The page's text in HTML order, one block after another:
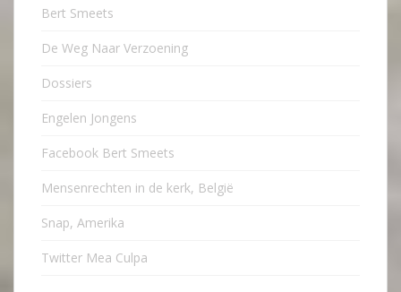
Bert Smeets
De Weg Naar Verzoening
Dossiers
Engelen Jongens
Facebook Bert Smeets
Mensenrechten in de kerk, België
Snap, Amerika
Twitter Mea Culpa